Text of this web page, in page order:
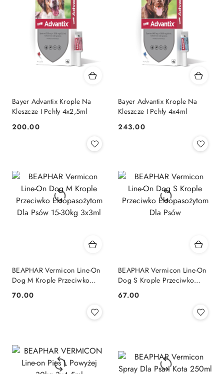
Bayer Advantix Krople Na
Kleszcze I Pchły 4x2,5ml
Cena:
200.00
Bayer Advantix Krople Na
Kleszcze I Pchły 4x4ml
Cena:
243.00
BEAPHAR Vermicon Line-On
Dog M Krople Przeciwko
30kg 3x3ml
Cena:
70.00
BEAPHAR Vermicon Line-On
Dog S Krople Przeciwko
Cena:
67.00